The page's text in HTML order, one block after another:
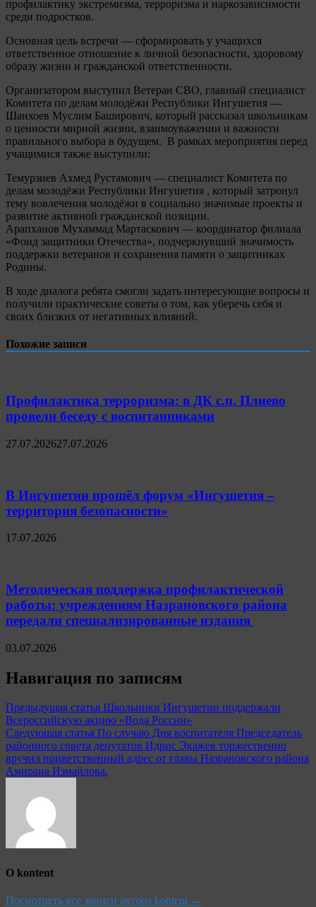
профилактику экстремизма, терроризма и наркозависимости
среди подростков.
Основная цель встречи — сформировать у учащихся
ответственное отношение к личной безопасности, здоровому
образу жизни и гражданской ответственности.
Организатором выступил Ветеран СВО, главный специалист
Комитета по делам молодёжи Республики Ингушетия —
Шанхоев Муслим Баширович, который рассказал школьникам
о ценности мирной жизни, взаимоуважении и важности
правильного выбора в будущем. В рамках мероприятия перед
учащимися также выступили:
Темурзиев Ахмед Рустамович — специалист Комитета по
делам молодёжи Республики Ингушетия , который затронул
тему вовлечения молодёжи в социально значимые проекты и
развитие активной гражданской позиции.
Арапханов Мухаммад Мартаскович — координатор филиала
«Фонд защитники Отечества», подчеркнувший значимость
поддержки ветеранов и сохранения памяти о защитниках
Родины.
В ходе диалога ребята смогли задать интересующие вопросы и
получили практические советы о том, как уберечь себя и
своих близких от негативных влияний.
Похожие записи
Профилактика терроризма: в ДК с.п. Плиево
провели беседу с воспитанниками
27.07.202627.07.2026
В Ингушетии прошёл форум «Ингушетия –
территория безопасности»
17.07.2026
Методическая поддержка профилактической
работы: учреждениям Назрановского района
передали специализированные издания
03.07.2026
Навигация по записям
Предыдущая статья Школьники Ингушетии поддержали
Всероссийскую акцию «Вода России»
Следующая статья По случаю Дня воспитателя Председатель
районного совета депутатов Идрис Экажев торжественно
вручил приветственный адрес от главы Назрановского района
Амирана Измайлова.
О kontent
Посмотреть все записи автора kontent →